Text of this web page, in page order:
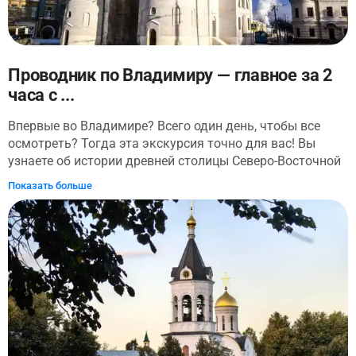
Проводник по Владимиру — главное за 2
часа с ...
Впервые во Владимире? Всего один день, чтобы все
осмотреть? Тогда эта экскурсия точно для вас! Вы
узнаете об истории древней столицы Северо-Восточной
Руси и осмотрите все ее главные
достопримечательности. Прогулка начнется у
автовокзала. Оттуда вы пройдете по улицам старого
города и осмотрите: Владимирский кремль, Успенский
собор, Соборную площадь — центральную площадь
города, Золотые ворота и многое другое. У вас будет
возможность запечатлеть Владимир с высоты птичьего
полета на смотровых площадках (а их на экскурсии
встретится две!). Вы узнаете, что связывает Александра
Невского и Владимир, пройдете по главной улице
Показать больше